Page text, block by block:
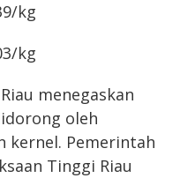
kg
kg
menegaskan
oleh
kernel. Pemerintah
Tinggi Riau